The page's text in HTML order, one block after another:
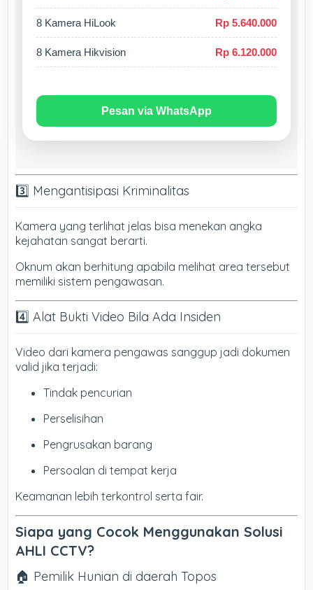
8 Kamera HiLook Rp 5.640.000
8 Kamera Hikvision Rp 6.120.000
Pesan via WhatsApp
3️⃣ Mengantisipasi Kriminalitas
Kamera yang terlihat jelas bisa menekan angka
kejahatan sangat berarti.
Oknum akan berhitung apabila melihat area tersebut
memiliki sistem pengawasan.
4️⃣ Alat Bukti Video Bila Ada Insiden
Video dari kamera pengawas sanggup jadi dokumen
valid jika terjadi:
Tindak pencurian
Perselisihan
Pengrusakan barang
Persoalan di tempat kerja
Keamanan lebih terkontrol serta fair.
Siapa yang Cocok Menggunakan Solusi
AHLI CCTV?
🏠 Pemilik Hunian di daerah Topos